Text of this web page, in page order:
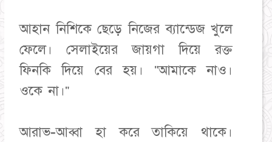
আহান নিশিকে ছেড়ে নিজের ব্যান্ডেজ খুলে
ফেলে। সেলাইয়ের জায়গা দিয়ে রক্ত
ফিনকি দিয়ে বের হয়। "আমাকে নাও।
ওকে না।"
আরাভ-আব্বা হা করে তাকিয়ে থাকে।